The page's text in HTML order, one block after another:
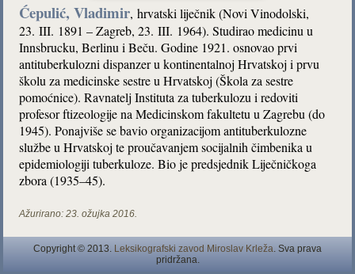
Ćepulić, Vladimir, hrvatski liječnik (Novi Vinodolski,
23. III. 1891 – Zagreb, 23. III. 1964). Studirao medicinu u
Innsbrucku, Berlinu i Beču. Godine 1921. osnovao prvi
antituberkulozni dispanzer u kontinentalnoj Hrvatskoj i prvu
školu za medicinske sestre u Hrvatskoj (Škola za sestre
pomoćnice). Ravnatelj Instituta za tuberkulozu i redoviti
profesor ftizeologije na Medicinskom fakultetu u Zagrebu (do
1945). Ponajviše se bavio organizacijom antituberkulozne
službe u Hrvatskoj te proučavanjem socijalnih čimbenika u
epidemiologiji tuberkuloze. Bio je predsjednik Liječničkoga
zbora (1935–45).
Ažurirano: 23. ožujka 2016.
Copyright © 2013. Leksikografski zavod Miroslav Krleža . Sva prava
pridržana.